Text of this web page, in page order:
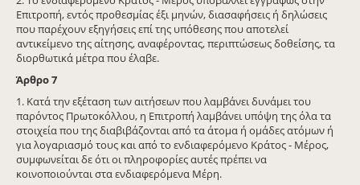
Επιτροπή, εντός προθεσμίας έξι μηνών, διασαφήσεις ή δηλώσεις
που παρέχουν εξηγήσεις επί της υπόθεσης που αποτελεί
αντικείμενο της αίτησης, αναφέροντας, περιπτώσεως δοθείσης, τα
διορθωτικά μέτρα που έλαβε.
Άρθρο7
1. Κατά την εξέταση των αιτήσεων που λαμβάνει δυνάμει του
παρόντος Πρωτοκόλλου, η Επιτροπή λαμβάνει υπόψη της όλα τα
στοιχεία που της διαβιβάζονται από τα άτομα ή ομάδες ατόμων ή
για λογαριασμό τους και από το ενδιαφερόμενο Κράτος - Μέρος,
συμφωνείται δε ότι οι πληροφορίες αυτές πρέπει να
κοινοποιούνται στα ενδιαφερόμενα Μέρη.